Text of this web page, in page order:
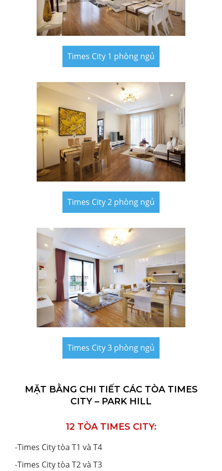
Times City 1 phòng ngủ
Times City 2 phòng ngủ
Times City 3 phòng ngủ
MẶT BẰNG CHI TIẾT CÁC TÒA TIMES
CITY – PARK HILL
12 TÒA TIMES CITY:
-Times City tòa T1 và T4
-Times City tòa T2 và T3